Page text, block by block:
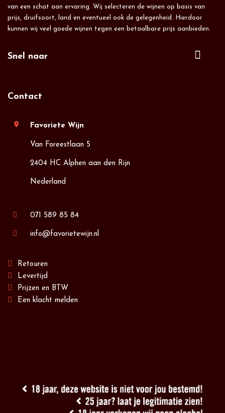
van een schat aan ervaring. Wij selecteren de wijnen op basis van
prijs, druifsoort, land en eventueel ook de gelegenheid. Hierdoor
kunnen wij veel goede wijnen tegen een betaalbare prijs aanbieden.
Snel naar
Contact
location_on Favoriete Wijn
Van Foreestlaan 5
2404 HC Alphen aan den Rijn
Nederland
071 589 85 84
info@favorietewijn.nl
Retouren
Levertijd
Prijzen en BTW
Een klacht melden